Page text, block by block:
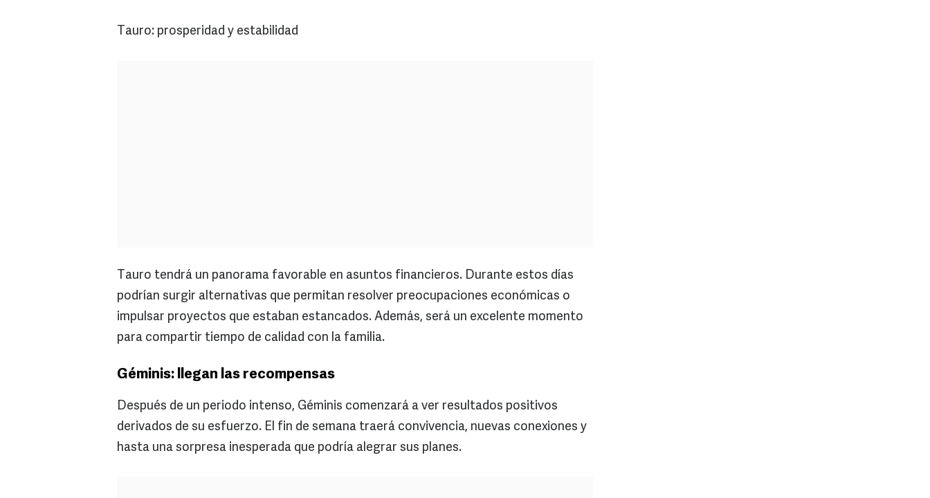
Tauro: prosperidad y estabilidad
Tauro tendrá un panorama favorable en asuntos financieros. Durante estos días
podrían surgir alternativas que permitan resolver preocupaciones económicas o
impulsar proyectos que estaban estancados. Además, será un excelente momento
para compartir tiempo de calidad con la familia.
Géminis: llegan las recompensas
Después de un periodo intenso, Géminis comenzará a ver resultados positivos
derivados de su esfuerzo. El fin de semana traerá convivencia, nuevas conexiones y
hasta una sorpresa inesperada que podría alegrar sus planes.